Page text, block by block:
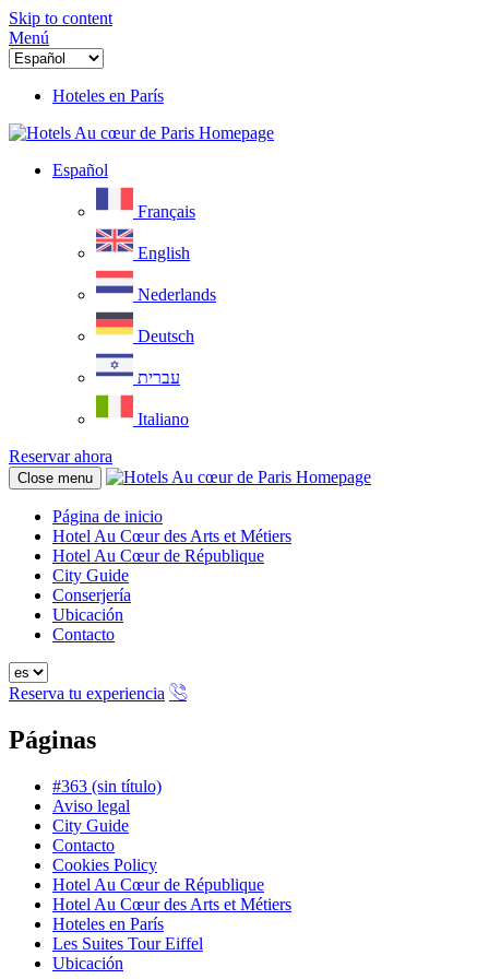
Skip to content
Menú
Hoteles en París
Español
Français
English
Nederlands
Deutsch
עברית
Italiano
Reservar ahora
Close menu
Página de inicio
Hotel Au Cœur des Arts et Métiers
Hotel Au Cœur de République
City Guide
Conserjería
Ubicación
Contacto
Reserva tu experiencia
Páginas
#363 (sin título)
Aviso legal
City Guide
Contacto
Cookies Policy
Hotel Au Cœur de République
Hotel Au Cœur des Arts et Métiers
Hoteles en París
Les Suites Tour Eiffel
Ubicación